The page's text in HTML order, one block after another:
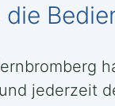
jederzeit